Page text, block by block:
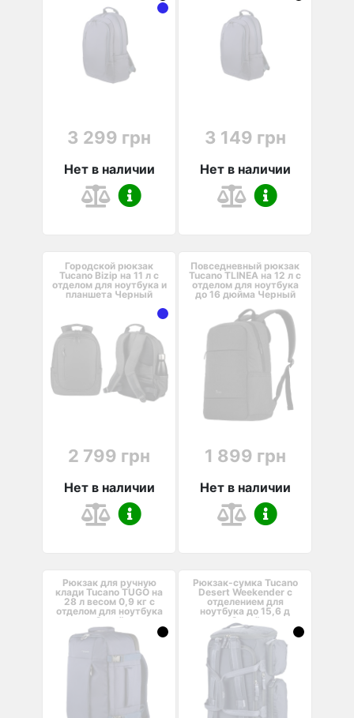
3 299 грн
Нет в наличии
3 149 грн
Нет в наличии
Городской рюкзак
Tucano Bizip на 11 л с
отделом для ноутбука и
планшета Черный
2 799 грн
Нет в наличии
Повседневный рюкзак
Tucano TLINEA на 12 л с
отделом для ноутбука
до 16 дюйма Черный
1 899 грн
Нет в наличии
Рюкзак для ручную
клади Tucano TUGO на
28 л весом 0,9 кг с
отделом для ноутбука
Синий
Рюкзак-сумка Tucano
Desert Weekender с
отделением для
ноутбука до 15,6 д
Синий